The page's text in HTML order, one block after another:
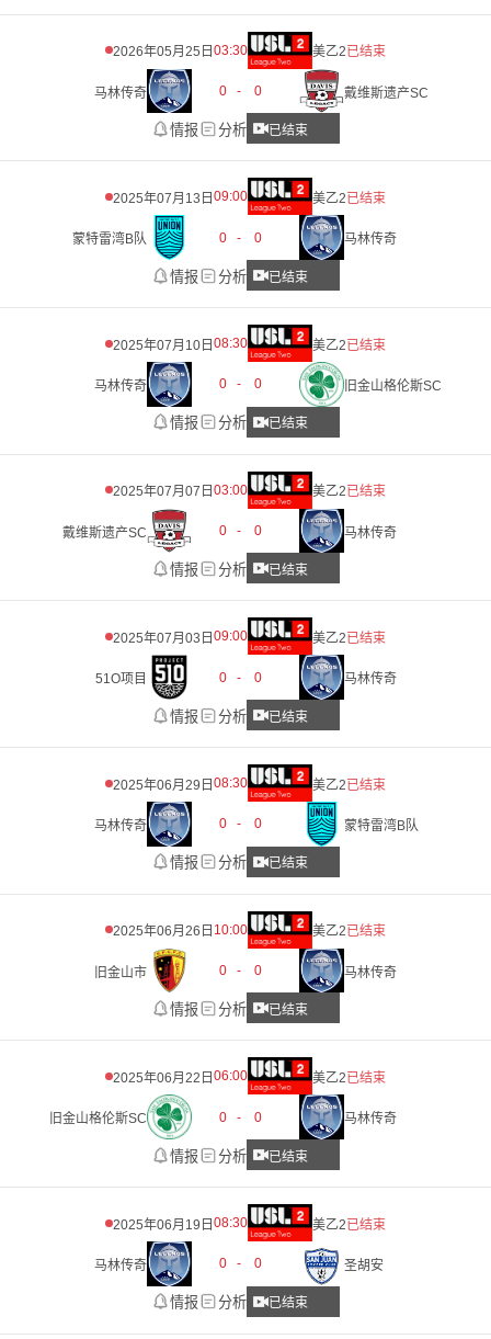
2026年05月25日03:30 美乙2已结束
马林传奇 0 - 0 戴维斯遗产SC
情报 分析 已结束
2025年07月13日09:00 美乙2已结束
蒙特雷湾B队 0 - 0 马林传奇
情报 分析 已结束
2025年07月10日08:30 美乙2已结束
马林传奇 0 - 0 旧金山格伦斯SC
情报 分析 已结束
2025年07月07日03:00 美乙2已结束
戴维斯遗产SC 0 - 0 马林传奇
情报 分析 已结束
2025年07月03日09:00 美乙2已结束
51O项目 0 - 0 马林传奇
情报 分析 已结束
2025年06月29日08:30 美乙2已结束
马林传奇 0 - 0 蒙特雷湾B队
情报 分析 已结束
2025年06月26日 10:00 美乙2已结束
旧金山市 0 - 0 马林传奇
情报 分析 已结束
2025年06月22日06:00 美乙2已结束
旧金山格伦斯SC 0 - 0 马林传奇
情报 分析 已结束
2025年06月19日08:30 美乙2已结束
马林传奇 0 - 0 圣胡安
情报 分析 已结束